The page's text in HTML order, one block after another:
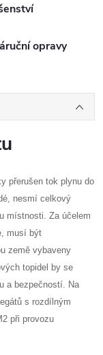
opravy
přerušen tok plynu do
nesmí celkový
místnosti. Za účelem
musí být
země vybaveny
topidel by se
a bezpečností. Na
s rozdílným
při provozu